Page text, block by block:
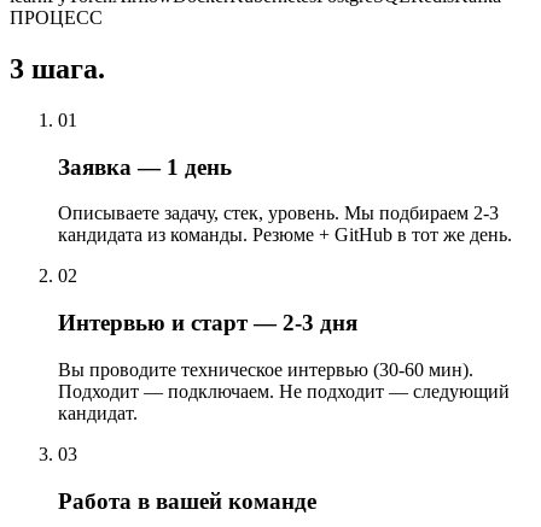
ПРОЦЕСС
3 шага.
01
Заявка — 1 день
Описываете задачу, стек, уровень. Мы подбираем 2-3
кандидата из команды. Резюме + GitHub в тот же день.
02
Интервью и старт — 2-3 дня
Вы проводите техническое интервью (30-60 мин).
Подходит — подключаем. Не подходит — следующий
кандидат.
03
Работа в вашей команде